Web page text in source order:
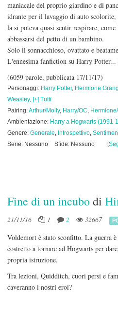
maniacale del proprio giardino e di
idrante per il lavaggio di auto
la si poteva quasi sentir respirare,
abbassarsi del petto di un bambino.
Solo il sonnacchioso, ovattato e
L'ennesima fanfiction su Harry Potter...
(6059 parole, pubblicata 17/11/17)
Personaggi: Harry Potter, Hermione
Weasley, [+] Tutti
Pairing:Arthur/Molly, Harry/OC,
Ambientazione: Harry a Hogwarts (1991-
Genere: Generale, Introspettivo,
Serie: Nessuno
Sfide: Nessuno [
Fine di un incubodi
21/11/16 1 2 32667
Voldemort è stato sconfitto. La guerra
costretto a tornare ad Hogwarts per
propria istruzione.
Tra lezioni, Quidditch, cuori persi e
caveranno i nostri eroi?